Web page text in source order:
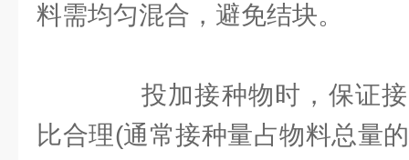
料需均匀混合，避免结块。
投加接种物时，保证接
比合理(通常接种量占物料总量